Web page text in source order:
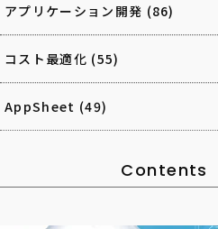
アプリケーション開発 (86)
コスト最適化 (55)
AppSheet (49)
Contents